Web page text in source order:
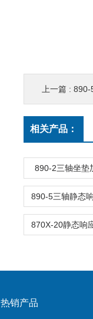
上一篇 : 890-
相关产品：
890-2三轴坐垫
热销产品